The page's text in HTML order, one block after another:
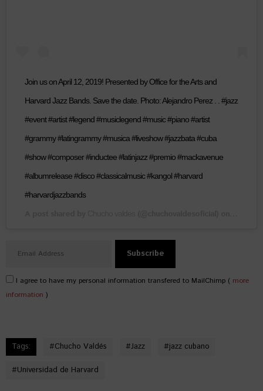
Join us on April 12, 2019! Presented by Office for the Arts and
Harvard Jazz Bands. Save the date. Photo: Alejandro Perez . . #jazz
#event #artist #legend #musiclegend #music #piano #artist
#grammy #latingrammy #musica #liveshow #jazzbata #cuba
#show #composer #inductee #latinjazz #premio #mackavenue
#albumrelease #disco #classicalmusic #kangol #harvard
#harvardjazzbands
I agree to have my personal information transfered to MailChimp ( more
information )
Tags: #Chucho Valdés #Jazz #jazz cubano
#Universidad de Harvard